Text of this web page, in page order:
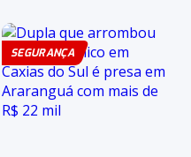
SEGURANÇA